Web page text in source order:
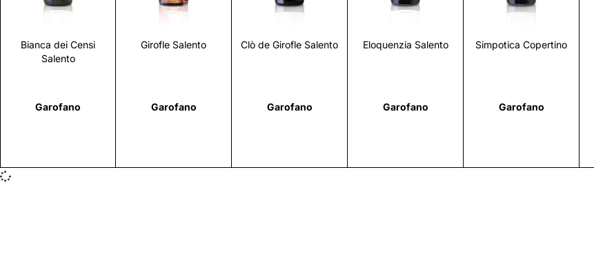
Bianca dei Censi
Salento
Garofano
Girofle Salento
Garofano
Clò de Girofle Salento
Garofano
Eloquenzia Salento
Garofano
Simpotica Copertino
Garofano